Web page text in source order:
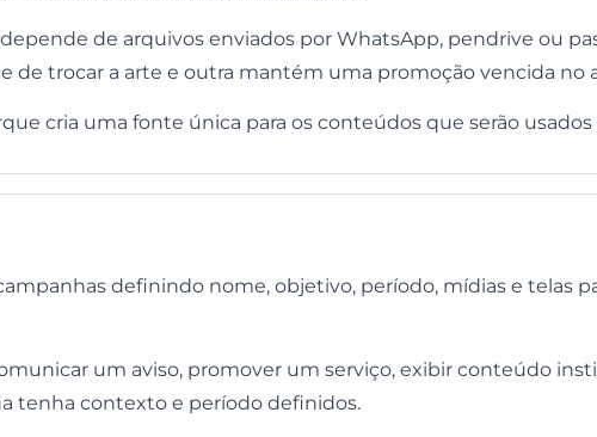
de arquivos enviados por WhatsApp, pendrive ou
de trocar a arte e outra mantém uma promoção vencida no
cria uma fonte única para os conteúdos que serão usados
definindo nome, objetivo, período, mídias e telas
um aviso, promover um serviço, exibir conteúdo
tenha contexto e período definidos.